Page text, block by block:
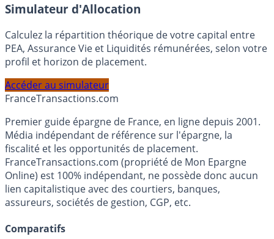
Simulateur d'Allocation
Calculez la répartition théorique de votre capital entre
PEA, Assurance Vie et Liquidités rémunérées, selon votre
profil et horizon de placement.
Accéder au simulateur
FranceTransactions.com
Premier guide épargne de France, en ligne depuis 2001.
Média indépendant de référence sur l'épargne, la
fiscalité et les opportunités de placement.
FranceTransactions.com (propriété de Mon Epargne
Online) est 100% indépendant, ne possède donc aucun
lien capitalistique avec des courtiers, banques,
assureurs, sociétés de gestion, CGP, etc.
Comparatifs